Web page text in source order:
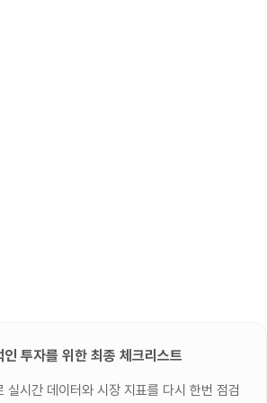
투자를 위한 최종 체크리스트
실시간 데이터와 시장 지표를 다시 한번 점검